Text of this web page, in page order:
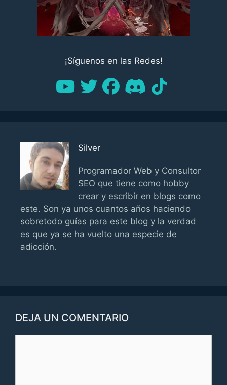
¡Síguenos en las Redes!
Silver
Programador Web y Consultor
SEO que tiene como hobby
crear y escribir en blogs como
este. Son ya unos cuantos años haciendo
sobretodo guías para este blog y la verdad
es que ya se ha vuelto una especie de
adicción.
DEJA UN COMENTARIO